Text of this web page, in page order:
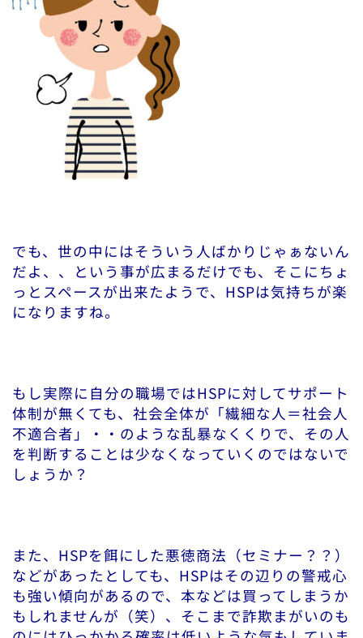
でも、世の中にはそういう人ばかりじゃぁないん
だよ、、という事が広まるだけでも、そこにちょ
っとスペースが出来たようで、HSPは気持ちが楽
になりますね。
もし実際に自分の職場ではHSPに対してサポート
体制が無くても、社会全体が「繊細な人＝社会人
不適合者」・・のような乱暴なくくりで、その人
を判断することは少なくなっていくのではないで
しょうか？
また、HSPを餌にした悪徳商法（セミナー？？）
などがあったとしても、HSPはその辺りの警戒心
も強い傾向があるので、本などは買ってしまうか
もしれませんが（笑）、そこまで詐欺まがいのも